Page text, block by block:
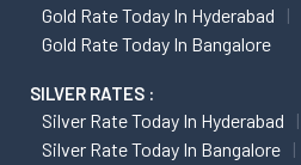
Gold Rate Today In Hyderabad
Gold Rate Today In Bangalore
SILVER RATES :
Silver Rate Today In Hyderabad
Silver Rate Today In Bangalore